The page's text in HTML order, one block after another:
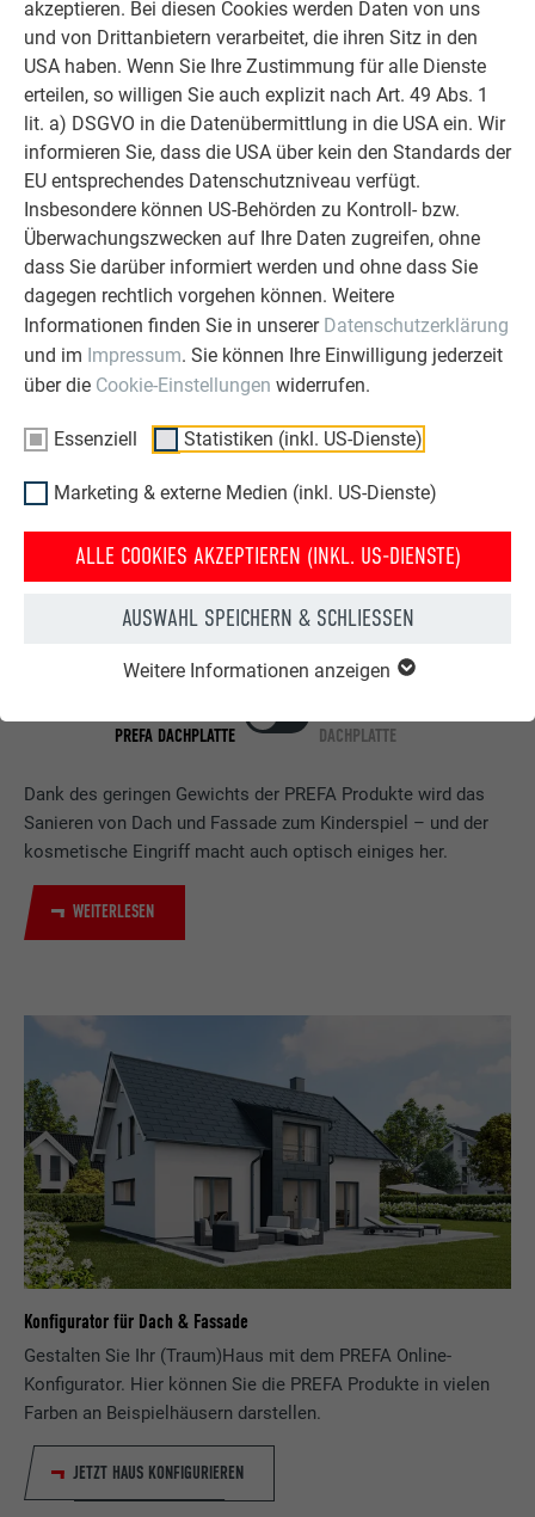
akzeptieren. Bei diesen Cookies werden Daten von uns
und von Drittanbietern verarbeitet, die ihren Sitz in den
USA haben. Wenn Sie Ihre Zustimmung für alle Dienste
erteilen, so willigen Sie auch explizit nach Art. 49 Abs. 1
lit. a) DSGVO in die Datenübermittlung in die USA ein. Wir
informieren Sie, dass die USA über kein den Standards der
EU entsprechendes Datenschutzniveau verfügt.
Insbesondere können US-Behörden zu Kontroll- bzw.
Überwachungszwecken auf Ihre Daten zugreifen, ohne
dass Sie darüber informiert werden und ohne dass Sie
dagegen rechtlich vorgehen können. Weitere
Informationen finden Sie in unserer Datenschutzerklärung
und im Impressum. Sie können Ihre Einwilligung jederzeit
über die Cookie-Einstellungen widerrufen.
Essenziell Statistiken (inkl. US-Dienste)
Marketing & externe Medien (inkl. US-Dienste)
ALLE COOKIES AKZEPTIEREN (INKL. US-DIENSTE)
AUSWAHL SPEICHERN & SCHLIESSEN
Weitere Informationen anzeigen
Überzeugen Sie sich selbst!
WEITERLESEN
Dank des geringen Gewichts der PREFA Produkte wird das
Sanieren von Dach und Fassade zum Kinderspiel – und der
kosmetische Eingriff macht auch optisch einiges her.
WEITERLESEN
PREFA SANIERUNGSGALERIE
OBJEKTE VOR UND NACH DER SANIERUNG
PREFA DACHPLATTE
DACHPLATTE
Konfigurator für Dach & Fassade
Gestalten Sie Ihr (Traum)Haus mit dem PREFA Online-
Konfigurator. Hier können Sie die PREFA Produkte in vielen
Farben an Beispielhäusern darstellen.
JETZT HAUS KONFIGURIEREN